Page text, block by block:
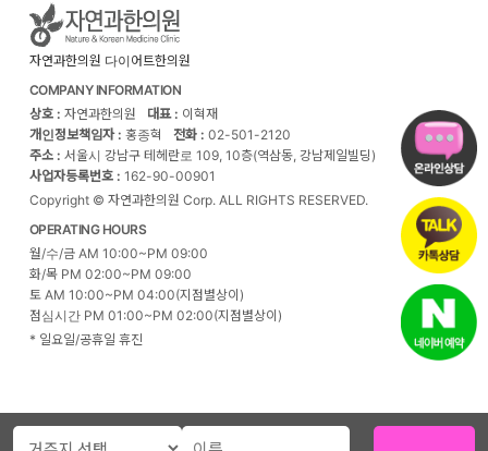
자연과한의원 다이어트한의원
COMPANY INFORMATION
상호 : 자연과한의원 대표 : 이혁재
개인정보책임자 : 홍종혁 전화 : 02-501-2120
주소 : 서울시 강남구 테헤란로 109, 10층(역삼동, 강남제일빌딩)
사업자등록번호 : 162-90-00901
Copyright © 자연과한의원 Corp. ALL RIGHTS RESERVED.
OPERATING HOURS
월/수/금 AM 10:00~PM 09:00
화/목 PM 02:00~PM 09:00
토 AM 10:00~PM 04:00(지점별상이)
점심시간 PM 01:00~PM 02:00(지점별상이)
* 일요일/공휴일 휴진